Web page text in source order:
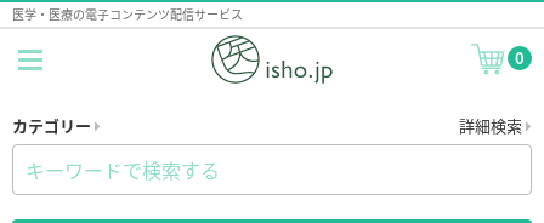
医学・医療の電子コンテンツ配信サービス
0
カテゴリー 詳細検索